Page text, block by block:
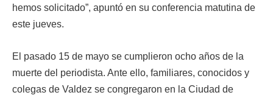
hemos solicitado”, apuntó en su conferencia matutina de
este jueves.
El pasado 15 de mayo se cumplieron ocho años de la
muerte del periodista. Ante ello, familiares, conocidos y
colegas de Valdez se congregaron en la Ciudad de